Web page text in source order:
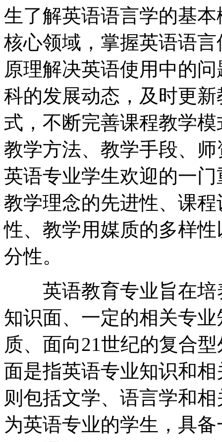
生了解英语语言学的基
核心领域，掌握英语语
原理解决英语使用中的
科的发展动态，及时更
式，不断完善课程教学
教学方法、教学手段、
英语专业学生欢迎的一
教学理念的先进性、课
性、教学用媒质的多样
分性。
英语教育专业旨在培
知识面、一定的相关专
质、面向21世纪的复合
面是指英语专业知识和
则包括文学、语言学和
为英语专业的学生，具